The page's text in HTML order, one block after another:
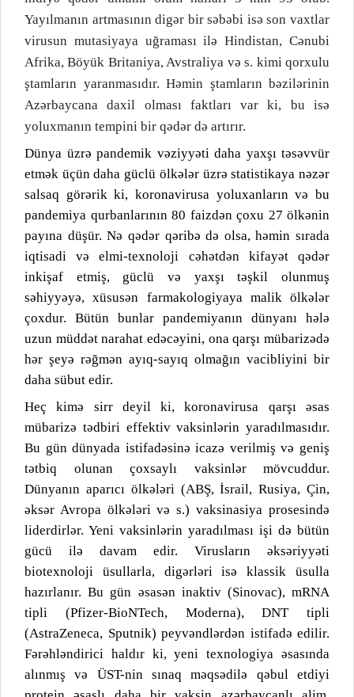
Yayılmanın artmasının digər bir səbəbi isə son vaxtlar
virusun mutasiyaya uğraması ilə Hindistan, Cənubi
Afrika, Böyük Britaniya, Avstraliya və s. kimi qorxulu
ştamların yaranmasıdır. Həmin ştamların bəzilərinin
Azərbaycana daxil olması faktları var ki, bu isə
yoluxmanın tempini bir qədər də artırır.
Dünya üzrə pandemik vəziyyəti daha yaxşı təsəvvür
etmək üçün daha güclü ölkələr üzrə statistikaya nəzər
salsaq görərik ki, koronavirusa yoluxanların və bu
pandemiya qurbanlarının 80 faizdən çoxu 27 ölkənin
payına düşür. Nə qədər qəribə də olsa, həmin sırada
iqtisadi və elmi-texnoloji cəhətdən kifayət qədər
inkişaf etmiş, güclü və yaxşı təşkil olunmuş
səhiyyəyə, xüsusən farmakologiyaya malik ölkələr
çoxdur. Bütün bunlar pandemiyanın dünyanı hələ
uzun müddət narahat edəcəyini, ona qarşı mübarizədə
hər şeyə rəğmən ayıq-sayıq olmağın vacibliyini bir
daha sübut edir.
Heç kimə sirr deyil ki, koronavirusa qarşı əsas
mübarizə tədbiri effektiv vaksinlərin yaradılmasıdır.
Bu gün dünyada istifadəsinə icazə verilmiş və geniş
tətbiq olunan çoxsaylı vaksinlər mövcuddur.
Dünyanın aparıcı ölkələri (ABŞ, İsrail, Rusiya, Çin,
əksər Avropa ölkələri və s.) vaksinasiya prosesində
liderdirlər. Yeni vaksinlərin yaradılması işi də bütün
gücü ilə davam edir. Virusların əksəriyyəti
biotexnoloji üsullarla, digərləri isə klassik üsulla
hazırlanır. Bu gün əsasən inaktiv (Sinovac), mRNA
tipli (Pfizer-BioNTech, Moderna), DNT tipli
(AstraZeneca, Sputnik) peyvəndlərdən istifadə edilir.
Fərəhləndirici haldır ki, yeni texnologiya əsasında
alınmış və ÜST-nin sınaq məqsədilə qəbul etdiyi